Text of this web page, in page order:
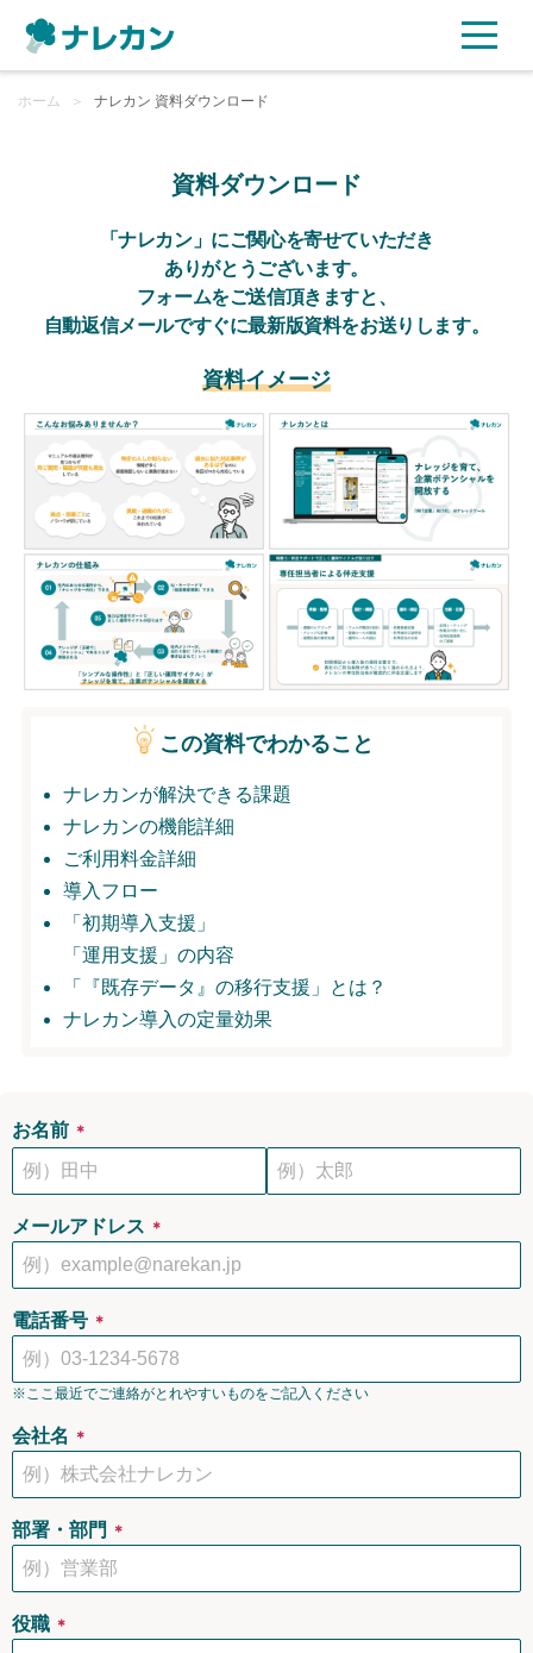
ご利用プラン
ご利用企業様の声
セキュリティ
よくある質問
資料ダウンロード
無料トライアル
ログイン
ホーム ＞ ナレカン 資料ダウンロード
資料ダウンロード
「ナレカン」にご関心を寄せていただき
ありがとうございます。
フォームをご送信頂きますと、
自動返信メールですぐに最新版資料をお送りします。
資料イメージ
この資料でわかること
ナレカンが解決できる課題
ナレカンの機能詳細
ご利用料金詳細
導入フロー
「初期導入支援」
「運用支援」の内容
「『既存データ』の移行支援」とは？
ナレカン導入の定量効果
お名前 ＊
メールアドレス ＊
電話番号 ＊
※ここ最近でご連絡がとれやすいものをご記入ください
会社名 ＊
部署・部門 ＊
役職 ＊